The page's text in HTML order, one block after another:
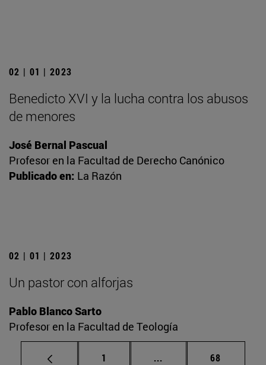
02 | 01 | 2023
Benedicto XVI y la lucha contra los abusos
de menores
José Bernal Pascual
Profesor en la Facultad de Derecho Canónico
Publicado en: La Razón
02 | 01 | 2023
Un pastor con alforjas
Pablo Blanco Sarto
Profesor en la Facultad de Teología
Página
1 ... Páginas intermedias
Página
68